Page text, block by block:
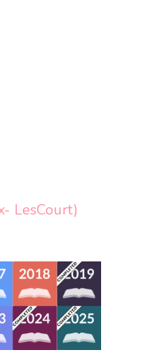
LesCourt)